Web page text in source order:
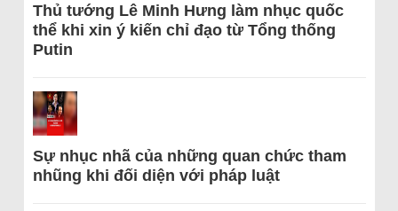
Thủ tướng Lê Minh Hưng làm nhục quốc
thể khi xin ý kiến chỉ đạo từ Tổng thống
Putin
Sự nhục nhã của những quan chức tham
nhũng khi đối diện với pháp luật